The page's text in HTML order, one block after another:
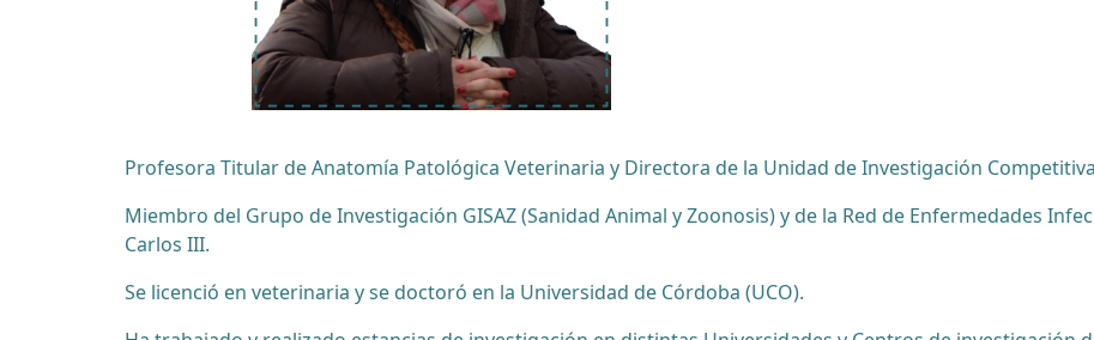
Profesora Titular de Anatomía Patológica Veterinaria y Directora de la Unidad de Investigación
Miembro del Grupo de Investigación GISAZ (Sanidad Animal y Zoonosis) y de la Red de Enfermedades
Carlos III.
Se licenció en veterinaria y se doctoró en la Universidad de Córdoba (UCO).